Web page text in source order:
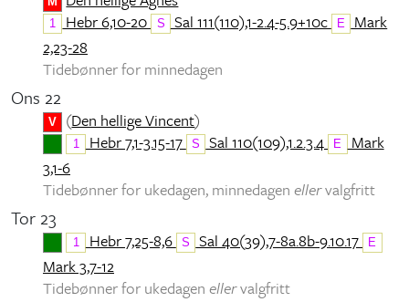
1 Hebr 6,10-20 S Sal 111(110),1-2.4-5.9+10c E
Mark
2,23-28
Tidebønner for minnedagen
Ons 22
V (Den hellige Vincent)
1 Hebr 7,1-3.15-17 S Sal 110(109),1.2.3.4 E Mark
3,1-6
Tidebønner for ukedagen, minnedagen ellervalgfritt
Tor 23
1 Hebr 7,25-8,6 S Sal 40(39),7-8a.8b-9.10.17 E
Mark 3,7-12
Tidebønner for ukedagen ellervalgfritt